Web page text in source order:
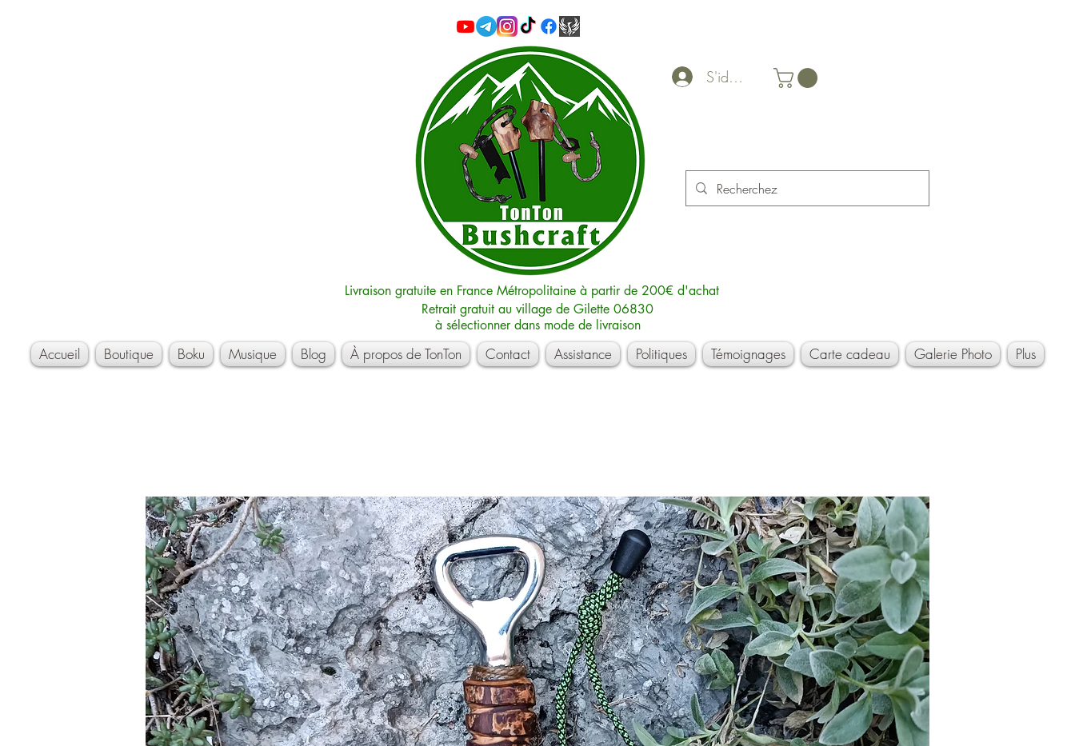
S'identifier
Livraison gratuite en France Métropolitaine à partir de 200€ d'achat
Retrait gratuit au village de Gilette 06830
à sélectionner dans mode de livraison
Accueil Boutique Boku Musique Blog À propos de TonTon Contact Assistance Politiques Témoignages Carte cadeau Galerie Photo Plus